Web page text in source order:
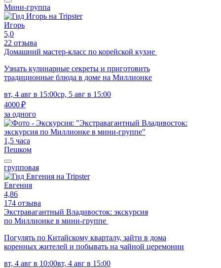
Мини-группа
Игорь
5,0
22 отзыва
Домашний мастер-класс по корейской кухне
Узнать кулинарные секреты и приготовить
традиционные блюда в доме на Миллионке
вт, 4 авг в 15:00ср, 5 авг в 15:00
4000 ₽
за одного
1,5 часа
Пешком
групповая
Евгения
4,86
174 отзыва
Экстравагантный Владивосток: экскурсия
по Миллионке в мини-группе
Погулять по Китайскому кварталу, зайти в дома
коренных жителей и побывать на чайной церемонии
вт, 4 авг в 10:00вт, 4 авг в 15:00